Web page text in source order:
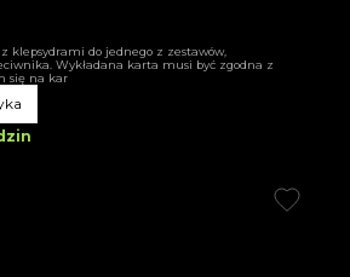
klepsydrami do jednego z zestawów,
Wykładana karta musi być zgodna z
się na kar